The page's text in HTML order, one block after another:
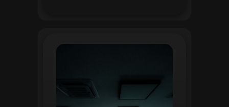
planejadas. Utilizando um videowall
central e sistemas de convergência